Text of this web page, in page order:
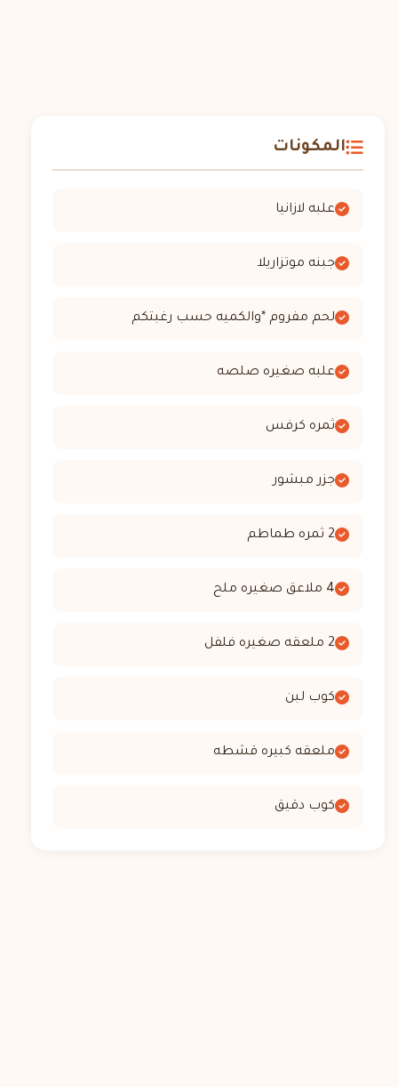
المكونات
علبه لازانيا
جبنه موتزاريلا
لحم مفروم *والكميه حسب رغبتكم
علبه صغيره صلصه
ثمره كرفس
جزر مبشور
2 ثمره طماطم
4 ملاعق صغيره ملح
2 ملعقه صغيره فلفل
كوب لبن
ملعقه كبيره قشطه
كوب دقيق